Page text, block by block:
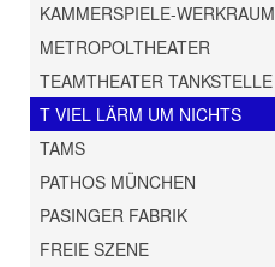
KAMMERSPIELE-WERKRAUM
METROPOLTHEATER
TEAMTHEATER TANKSTELLE
T VIEL LÄRM UM NICHTS
TAMS
PATHOS MÜNCHEN
PASINGER FABRIK
FREIE SZENE